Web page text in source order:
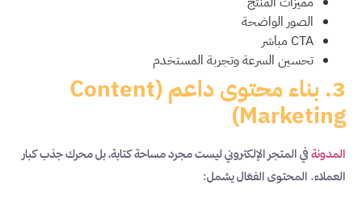
الصور الواضحة
CTA مباشر
تحسين السرعة وتجربة المستخدم
3. بناء محتوى داعم (Content
Marketing)
المدونة في المتجر الإلكتروني ليست مجرد مساحة كتابة، بل محرك جذب كبار
العملاء. المحتوى الفعّال يشمل: